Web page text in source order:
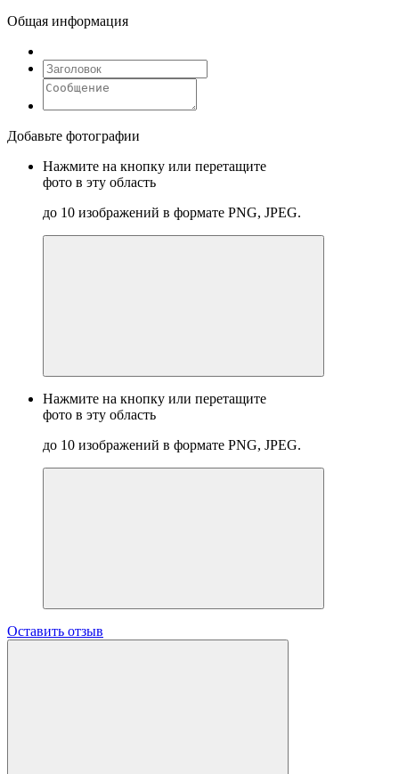
Общая информация
Добавьте фотографии
Нажмите на кнопку или перетащите
фото в эту область
до 10 изображений в формате PNG, JPEG.
Нажмите на кнопку или перетащите
фото в эту область
до 10 изображений в формате PNG, JPEG.
Оставить отзыв